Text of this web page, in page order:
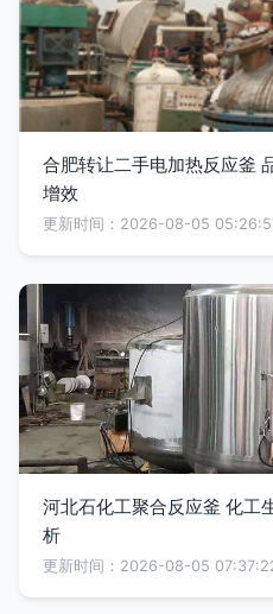
合肥转让二手电加热反应釜
增效
更新时间：2026-08-05
河北石化工聚合反应釜 化工
析
更新时间：2026-08-05